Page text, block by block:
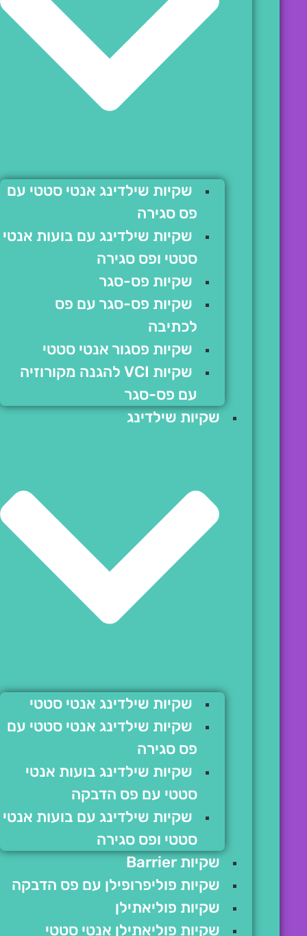
שקיות שילדינג אנטי סטטי עם
פס סגירה
שקיות שילדינג עם בועות אנטי
סטטי ופס סגירה
שקיות פס-סגר
שקיות פס-סגר עם פס
לכתיבה
שקיות פסגור אנטי סטטי
שקיות VCI להגנה מקורוזיה
עם פס-סגר
שקיות שילדינג
שקיות שילדינג אנטי סטטי
שקיות שילדינג אנטי סטטי עם
פס סגירה
שקיות שילדינג בועות אנטי
סטטי עם פס הדבקה
שקיות שילדינג עם בועות אנטי
סטטי ופס סגירה
שקיות Barrier
שקיות פוליפרופילן עם פס הדבקה
שקיות פוליאתילן
שקיות פוליאתילן אנטי סטטי